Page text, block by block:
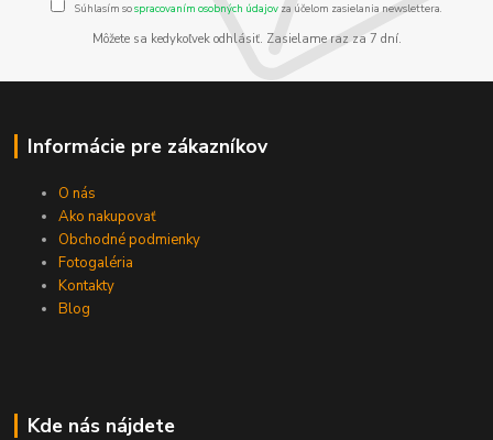
Súhlasím sospracovaním osobných údajov za účelom zasielania newslettera.
Môžete sa kedykoľvek odhlásiť. Zasielame raz za 7 dní.
Informácie pre zákazníkov
O nás
Ako nakupovať
Obchodné podmienky
Fotogaléria
Kontakty
Blog
Kde nás nájdete